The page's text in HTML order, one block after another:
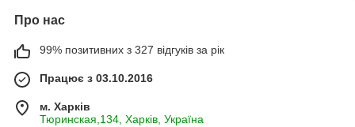
Про нас
99% позитивних з 327 відгуків за рік
Працює з 03.10.2016
м. Харків
Тюринская,134, Харків, Україна